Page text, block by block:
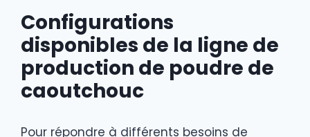
Configurations
disponibles de la ligne de
production de poudre de
caoutchouc
Pour répondre à différents besoins de